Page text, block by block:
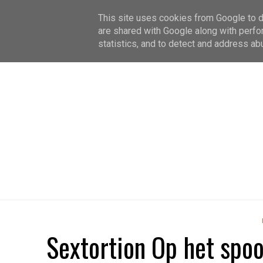
Sextortion Op het
This site uses cookies from Google to
are shared with Google along with
statistics, and to detect and address